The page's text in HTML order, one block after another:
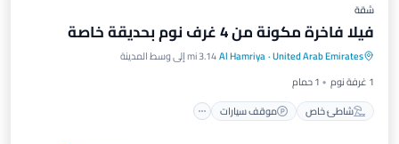
شقة
فيلا فاخرة مكونة من 4 غرف نوم بحديقة خاصة
United Arab Emirates
·
Al Hamriya3.14 mi إلى وسط المدينة
1 غرفة نوم
1 حمام
شاطئ خاص
موقف سيارات
شاطئ خاص
موقف سيارات
إطلالة على المحيط
شرفة / تراس